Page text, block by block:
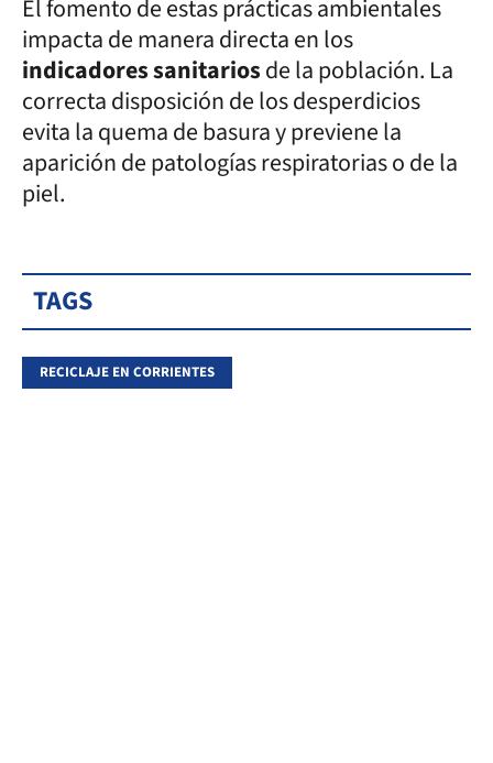
El fomento de estas prácticas ambientales
impacta de manera directa en los
indicadores sanitariosde la población. La
correcta disposición de los desperdicios
evita la quema de basura y previene la
aparición de patologías respiratorias o de la
piel.
TAGS
RECICLAJE EN CORRIENTES